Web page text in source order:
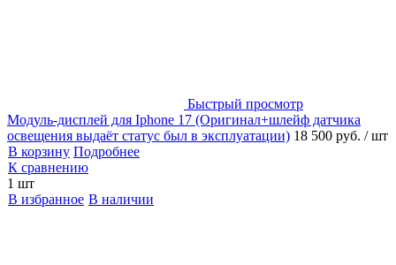
Быстрый просмотр
Модуль-дисплей для Iphone 17 (Оригинал+шлейф датчика
освещения выдаёт статус был в эксплуатации) 18 500 руб. / шт
В корзину Подробнее
К сравнению
1 шт
В избранное В наличии